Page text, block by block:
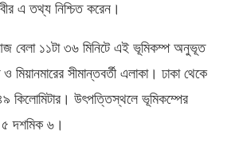
এ তথ্য নিশ্চিত করেন।
বেলা ১১টা ৩৬ মিনিটে এই ভূমিকম্প অনুভূত
সীমান্তবর্তী এলাকা। ঢাকা থেকে
কিলোমিটার। উৎপত্তিস্থলে ভূমিকম্পের
৫ দশমিক ৬।